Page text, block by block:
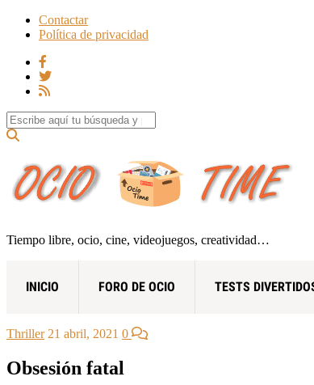
Contactar
Política de privacidad
Search for:
Tiempo libre, ocio, cine, videojuegos, creatividad…
INICIO FORO DE OCIO TESTS
Thriller 21 abril, 2021 0
Obsesión fatal